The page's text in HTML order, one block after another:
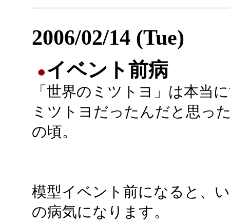
2006/02/14 (Tue)
●イベント前病
「世界のミツトヨ」は本当
ミツトヨだったんだと思っ
の頃。
模型イベント前になると、
の病気になります。